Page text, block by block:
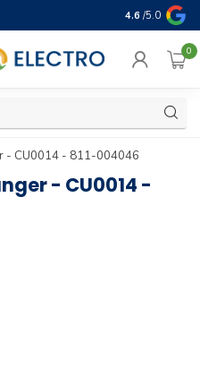
Geld terug
4.6 /5.0
0
- CU0014 - 811-004046
- CU0014 -